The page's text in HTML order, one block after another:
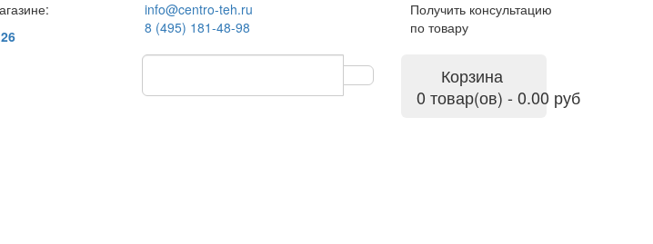
info@centro-teh.ru
8 (495) 181-48-98
Получить консультацию
по товару
Корзина
0 товар(ов) - 0.00 руб